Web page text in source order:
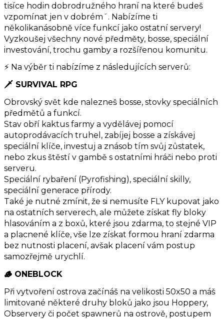
tisíce hodin dobrodružného hraní na které budeš
vzpomínat jen v dobrém´. Nabízíme ti
několikanásobně více funkcí jako ostatní servery!
Vyzkoušej všechny nové předměty, bosse, speciální
investování, trochu gamby a rozšířenou komunitu.
⚡️ Na výběr ti nabízíme z následujících serverů:
🗡️ SURVIVAL RPG
Obrovský svět kde nalezneš bosse, stovky speciálních
předmětů a funkcí.
Stav obří kaktus farmy a vydělávej pomocí
autoprodávacích truhel, zabíjej bosse a získávej
speciální klíče, investuj a znásob tím svůj zůstatek,
nebo zkus štěstí v gambě s ostatními hráči nebo proti
serveru.
Speciální rybaření (Pyrofishing), speciální skilly,
speciální generace přírody.
Také je nutné zmínit, že si nemusíte FLY kupovat jako
na ostatních serverech, ale můžete získat fly bloky
hlasováním a z boxů, které jsou zdarma, to stejné VIP
a placnené klíče, vše lze získat formou hraní zdarma
bez nutnosti placení, avšak placení vám postup
samozřejmě urychlí.
🪵 ONEBLOCK
Při vytvoření ostrova začínáš na velikosti 50x50 a máš
limitované některé druhy bloků jako jsou Hoppery,
Observery či počet spawnerů na ostrově, postupem